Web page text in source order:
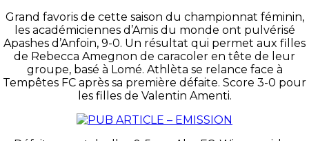
Grand favoris de cette saison du championnat féminin,
les académiciennes d’Amis du monde ont pulvérisé
Apashes d’Anfoin, 9-0. Un résultat qui permet aux filles
de Rebecca Amegnon de caracoler en tête de leur
groupe, basé à Lomé. Athlèta se relance face à
Tempêtes FC après sa première défaite. Score 3-0 pour
les filles de Valentin Amenti.